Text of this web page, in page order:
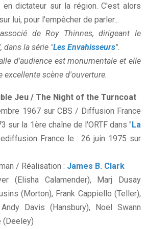
en dictateur sur la région. C'est alors
lui, pour l'empêcher de parler...
de Roy Thinnes, dirigeant le
dans la série "Les Envahisseurs".
d'audience est monumentale et elle
scène d'ouverture.
Jeu / The Night of the Turncoat
1967 sur CBS / Diffusion France
sur la 1ère chaîne de l'ORTF dans "La
France le : 26 juin 1975 sur
/ Réalisation : James B. Clark
(Elisha Calamender), Marj Dusay
(Morton), Frank Cappiello (Teller),
Davis (Hansbury), Noel Swann
(Deeley)